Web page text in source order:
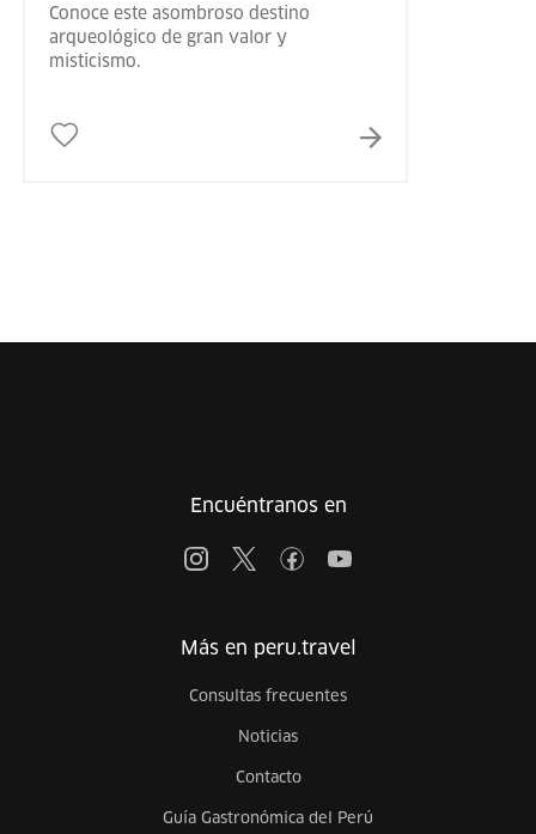
Conoce este asombroso destino
arqueológico de gran valor y
misticismo.
Encuéntranos en
Más en peru.travel
Consultas frecuentes
Noticias
Contacto
Guía Gastronómica del Perú